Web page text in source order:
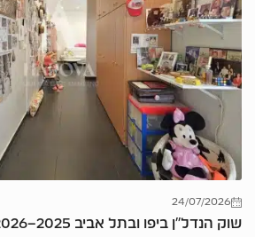
24/07/2026